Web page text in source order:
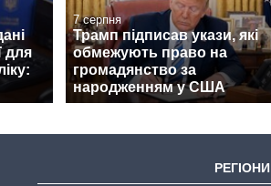
для
7 серпня
Трамп підписав укази, які
обмежують право на
громадянство за
народженням у США
РЕГІОНИ